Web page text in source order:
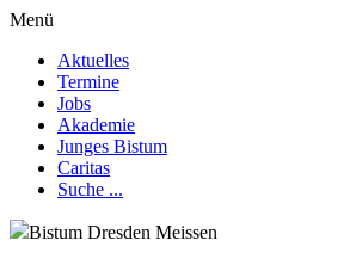
Menü
Aktuelles
Termine
Jobs
Akademie
Junges Bistum
Caritas
Suche ...
Bistum Dresden Meissen